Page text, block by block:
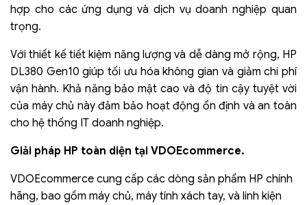
hợp cho các ứng dụng và dịch vụ doanh nghiệp quan
trọng.
Với thiết kế tiết kiệm năng lượng và dễ dàng mở rộng, HP
DL380 Gen10 giúp tối ưu hóa không gian và giảm chi phí
vận hành. Khả năng bảo mật cao và độ tin cậy tuyệt vời
của máy chủ này đảm bảo hoạt động ổn định và an toàn
cho hệ thống IT doanh nghiệp.
Giải pháp HP toàn diện tại VDOEcommerce.
VDOEcommerce cung cấp các dòng sản phẩm HP chính
hãng, bao gồm máy chủ, máy tính xách tay, và linh kiện